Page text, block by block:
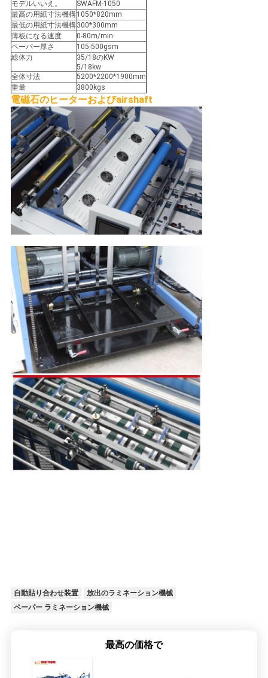
モデルいいえ。
SWAFM-1050
最高の用紙寸法機構1050*820mm
最低の用紙寸法機構300*300mm
薄板になる速度
0-80m/min
ペーパー厚さ
105-500gsm
総体力
35/18のKW
5/18kw
全体寸法
5200*2200*1900mm
重量
3800kgs
電磁石のヒーターおよびairshaft
自動貼り合わせ装置
放出のラミネーション機械
ペーパー ラミネーション機械
最高の価格で